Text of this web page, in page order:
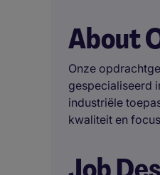
About
Onze
gespecialiseerd
industriële
kwaliteit en